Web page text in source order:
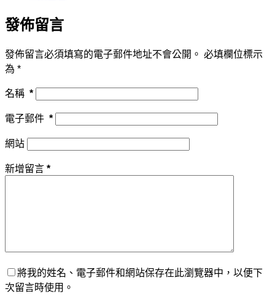
發佈留言
發佈留言必須填寫的電子郵件地址不會公開。 必填欄位標示
為 *
名稱 *
電子郵件 *
網站
新增留言 *
將我的姓名、電子郵件和網站保存在此瀏覽器中，以便下
次留言時使用。